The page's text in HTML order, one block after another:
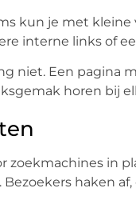
kun je met
interne links of
niet. Een pagina
horen bij
zoekmachines in
haken